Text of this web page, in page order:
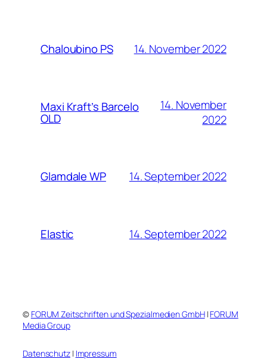
Chaloubino PS 14. November 2022
Maxi Kraft’s Barcelo
OLD
14. November
2022
Glamdale WP 14. September 2022
Elastic 14. September 2022
© FORUM Zeitschriften und Spezialmedien GmbH| FORUM
Media Group
Datenschutz| Impressum